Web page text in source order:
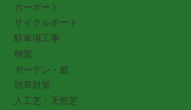
カーポート
サイクルポート
駐車場工事
物置
ガーデン・庭
雑草対策
人工芝・天然芝